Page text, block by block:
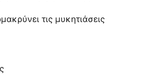
τις μυκητιάσεις